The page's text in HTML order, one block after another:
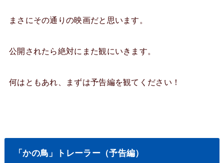
まさにその通りの映画だと思います。
公開されたら絶対にまた観にいきます。
何はともあれ、まずは予告編を観てください！
「かの鳥」トレーラー（予告編）